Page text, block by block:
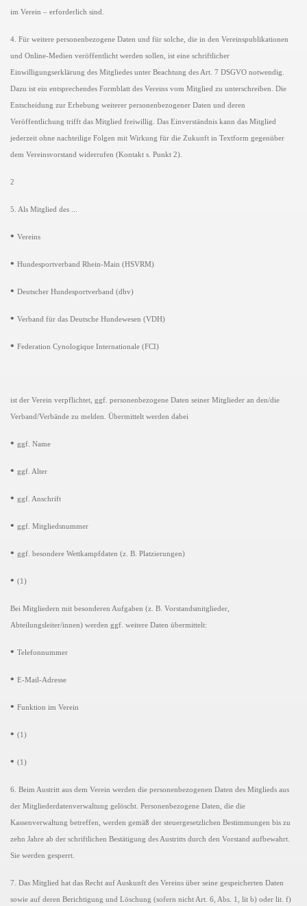
im Verein – erforderlich sind.
4. Für weitere personenbezogene Daten und für solche, die in den Vereinspublikationen
und Online-Medien veröffentlicht werden sollen, ist eine schriftlicher
Einwilligungserklärung des Mitgliedes unter Beachtung des Art. 7 DSGVO notwendig.
Dazu ist ein entsprechendes Formblatt des Vereins vom Mitglied zu unterschreiben. Die
Entscheidung zur Erhebung weiterer personenbezogener Daten und deren
Veröffentlichung trifft das Mitglied freiwillig. Das Einverständnis kann das Mitglied
jederzeit ohne nachteilige Folgen mit Wirkung für die Zukunft in Textform gegenüber
dem Vereinsvorstand widerrufen (Kontakt s. Punkt 2).
2
5. Als Mitglied des ...
• Vereins
• Hundesportverband Rhein-Main (HSVRM)
• Deutscher Hundesportverband (dhv)
• Verband für das Deutsche Hundewesen (VDH)
• Federation Cynologique Internationale (FCI)
ist der Verein verpflichtet, ggf. personenbezogene Daten seiner Mitglieder an den/die
Verband/Verbände zu melden. Übermittelt werden dabei
• ggf. Name
• ggf. Alter
• ggf. Anschrift
• ggf. Mitgliedsnummer
• ggf. besondere Wettkampfdaten (z. B. Platzierungen)
• (1)
Bei Mitgliedern mit besonderen Aufgaben (z. B. Vorstandsmitglieder,
Abteilungsleiter/innen) werden ggf. weitere Daten übermittelt:
• Telefonnummer
• E-Mail-Adresse
• Funktion im Verein
• (1)
• (1)
6. Beim Austritt aus dem Verein werden die personenbezogenen Daten des Mitglieds aus
der Mitgliederdatenverwaltung gelöscht. Personenbezogene Daten, die die
Kassenverwaltung betreffen, werden gemäß der steuergesetzlichen Bestimmungen bis zu
zehn Jahre ab der schriftlichen Bestätigung des Austritts durch den Vorstand aufbewahrt.
Sie werden gesperrt.
7. Das Mitglied hat das Recht auf Auskunft des Vereins über seine gespeicherten Daten
sowie auf deren Berichtigung und Löschung (sofern nicht Art. 6, Abs. 1, lit b) oder lit. f)